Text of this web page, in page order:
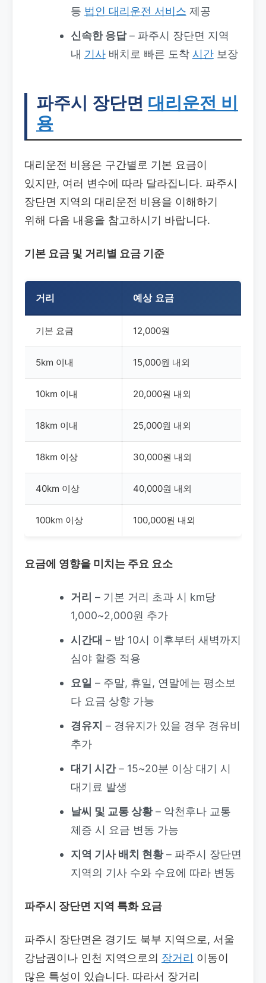
등 법인 대리운전 서비스 제공
신속한 응답– 파주시 장단면 지역
내 기사배치로 빠른 도착 시간보장
파주시 장단면 대리운전 비
용
대리운전 비용은 구간별로 기본 요금이
있지만, 여러 변수에 따라 달라집니다. 파주시
장단면 지역의 대리운전 비용을 이해하기
위해 다음 내용을 참고하시기 바랍니다.
기본 요금 및 거리별 요금 기준
거리 예상 요금
기본 요금 12,000원
5km 이내 15,000원 내외
10km 이내 20,000원 내외
18km 이내 25,000원 내외
18km 이상 30,000원 내외
40km 이상 40,000원 내외
100km 이상 100,000원 내외
요금에 영향을 미치는 주요 요소
거리 – 기본 거리 초과 시 km당
1,000~2,000원 추가
시간대 – 밤 10시 이후부터 새벽까지
심야 할증 적용
요일 – 주말, 휴일, 연말에는 평소보
다 요금 상향 가능
경유지 – 경유지가 있을 경우 경유비
추가
대기 시간– 15~20분 이상 대기 시
대기료 발생
날씨 및 교통 상황– 악천후나 교통
체증 시 요금 변동 가능
지역 기사 배치 현황– 파주시 장단면
지역의 기사 수와 수요에 따라 변동
파주시 장단면 지역 특화 요금
파주시 장단면은 경기도 북부 지역으로, 서울
강남권이나 인천 지역으로의 장거리 이동이
많은 특성이 있습니다. 따라서 장거리